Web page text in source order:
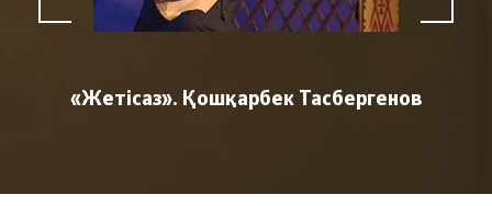
«Жетісаз». Қошқарбек Тасбергенов